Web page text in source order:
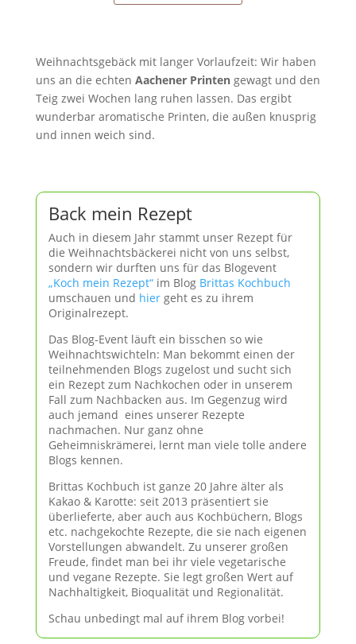
Weihnachtsgebäck mit langer Vorlaufzeit: Wir haben
uns an die echten Aachener Printengewagt und den
Teig zwei Wochen lang ruhen lassen. Das ergibt
wunderbar aromatische Printen, die außen knusprig
und innen weich sind.
Back mein Rezept
Auch in diesem Jahr stammt unser Rezept für
die Weihnachtsbäckerei nicht von uns selbst,
sondern wir durften uns für das Blogevent
„Koch mein Rezept“im Blog Brittas Kochbuch
umschauen und hiergeht es zu ihrem
Originalrezept.
Das Blog-Event läuft ein bisschen so wie
Weihnachtswichteln: Man bekommt einen der
teilnehmenden Blogs zugelost und sucht sich
ein Rezept zum Nachkochen oder in unserem
Fall zum Nachbacken aus. Im Gegenzug wird
auch jemand eines unserer Rezepte
nachmachen. Nur ganz ohne
Geheimniskrämerei, lernt man viele tolle andere
Blogs kennen.
Brittas Kochbuch ist ganze 20 Jahre älter als
Kakao & Karotte: seit 2013 präsentiert sie
überlieferte, aber auch aus Kochbüchern, Blogs
etc. nachgekochte Rezepte, die sie nach eigenen
Vorstellungen abwandelt. Zu unserer großen
Freude, findet man bei ihr viele vegetarische
und vegane Rezepte. Sie legt großen Wert auf
Nachhaltigkeit, Bioqualität und Regionalität.
Schau unbedingt mal auf ihrem Blog vorbei!